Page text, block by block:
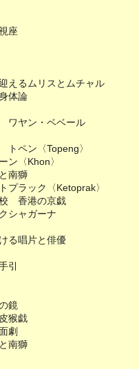
座
るムリスとムチャル
体論
ヤン・ベベール
ペン〈Topeng〉
〈Khon〉
南獅
ラック〈Ketoprak〉
香港の京戯
シャガーナ
る唱片と俳優
引
鏡
猴戯
劇
南獅